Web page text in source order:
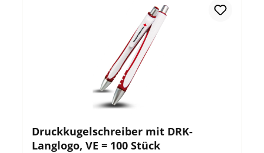
Druckkugelschreiber mit DRK-
Langlogo, VE = 100 Stück